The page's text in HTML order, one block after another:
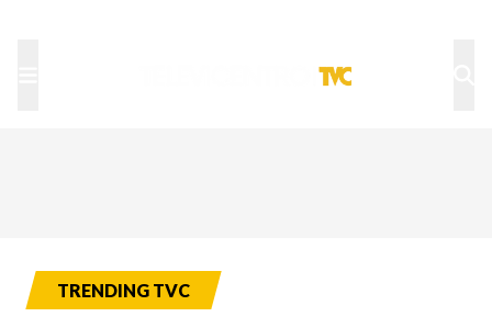
TRENDING TVC